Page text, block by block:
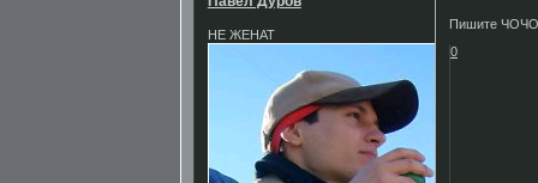
НЕ ЖЕНАТ
Пишите ЧОЧО
0